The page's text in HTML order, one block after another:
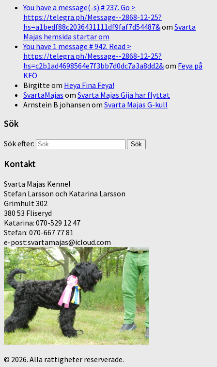
You have a message(-s) # 237. Go >
https://telegra.ph/Message--2868-12-25?
hs=a1bedf88c2036431111df9faf7d54487&om Svarta
Majas hemsida startar om
You have 1 message # 942. Read >
https://telegra.ph/Message--2868-12-25?
hs=c2b1ad4698564e7f3bb7d0dc7a3a8dd2&om Feya på
KFÖ
Birgitte om Heya Fina Feya!
SvartaMajas om Svarta Majas Gija har flyttat
Arnstein B johansen om Svarta Majas G-kull
Sök
Sök efter:
Kontakt
Svarta Majas Kennel
Stefan Larsson och Katarina Larsson
Grimhult 302
380 53 Fliseryd
Katarina: 070-529 12 47
Stefan: 070-667 77 81
e-post:svartamajas@icloud.com
© 2026. Alla rättigheter reserverade.